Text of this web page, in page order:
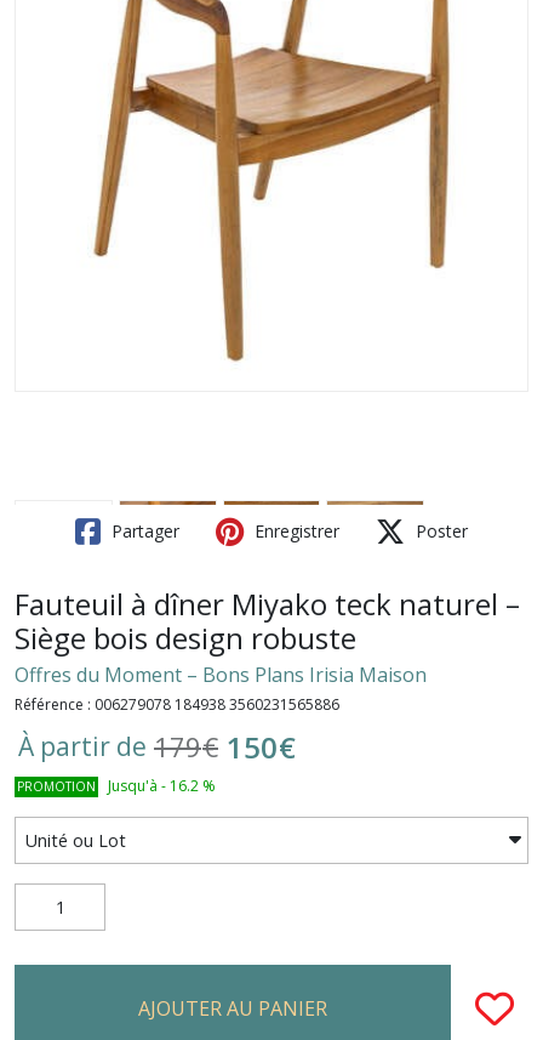
Partager Enregistrer Poster
Fauteuil à dîner Miyako teck naturel –
Siège bois design robuste
Offres du Moment – Bons Plans Irisia Maison
Référence : 006279078 184938 3560231565886
À partir de 179€ 150€
PROMOTION Jusqu'à - 16.2 %
AJOUTER AU PANIER